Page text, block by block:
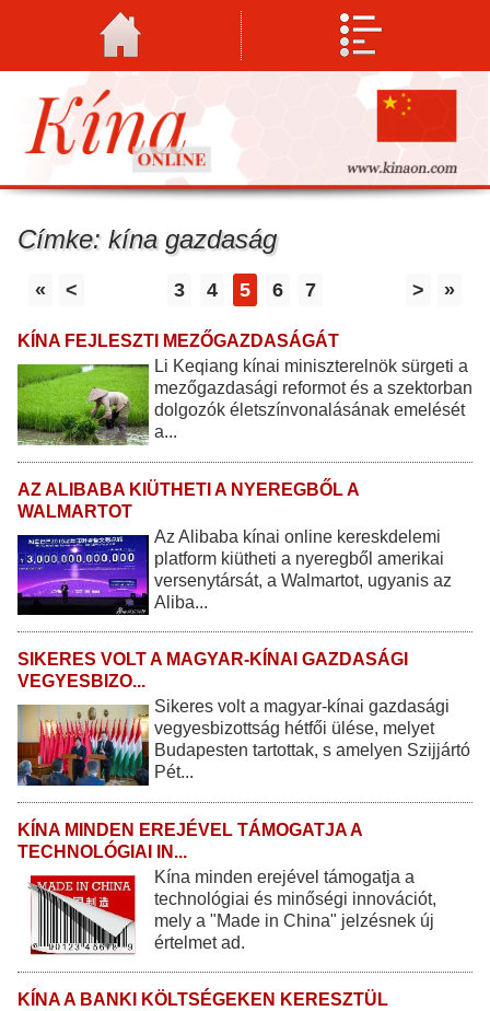
Címke: kína gazdaság
« < 3 4 5 6 7 > »
KÍNA FEJLESZTI MEZŐGAZDASÁGÁT
Li Keqiang kínai miniszterelnök sürgeti a
mezőgazdasági reformot és a szektorban
dolgozók életszínvonalásának emelését
a...
AZ ALIBABA KIÜTHETI A NYEREGBŐL A
WALMARTOT
Az Alibaba kínai online kereskdelemi
platform kiütheti a nyeregből amerikai
versenytársát, a Walmartot, ugyanis az
Aliba...
SIKERES VOLT A MAGYAR-KÍNAI GAZDASÁGI
VEGYESBIZO...
Sikeres volt a magyar-kínai gazdasági
vegyesbizottság hétfői ülése, melyet
Budapesten tartottak, s amelyen Szijjártó
Pét...
KÍNA MINDEN EREJÉVEL TÁMOGATJA A
TECHNOLÓGIAI IN...
Kína minden erejével támogatja a
technológiai és minőségi innovációt,
mely a "Made in China" jelzésnek új
értelmet ad.
KÍNA A BANKI KÖLTSÉGEKEN KERESZTÜL